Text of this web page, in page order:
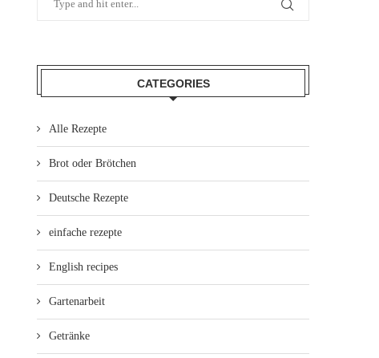
CATEGORIES
Alle Rezepte
Brot oder Brötchen
Deutsche Rezepte
einfache rezepte
English recipes
Gartenarbeit
Getränke